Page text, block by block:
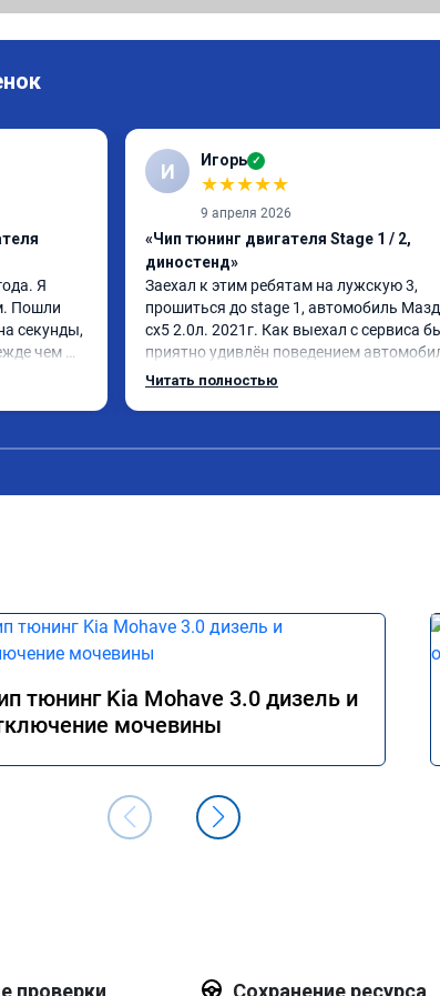
Я
Пошли
секунды,
чем
таки
авито
Но
И Игорь ✓
★★★★★
9 апреля 2026
«Чип тюнинг двигателя Stage 1 / 2,
диностенд»
Заехал к этим ребятам на лужскую 3,
прошиться до stage 1, автомобиль
сх5 2.0л. 2021г. Как выехал с сервиса
приятно удивлён поведением
педаль газа стала отзывчивее, и резче
Читать полностью
тюнинг Kia Mohave 3.0 дизель и
мочевины
проверки Сохранение ресурса